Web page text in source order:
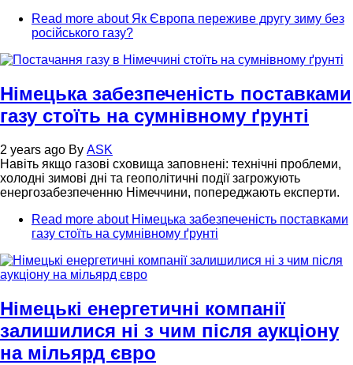
Read more about Як Європа переживе другу зиму без
російського газу?
Німецька забезпеченість поставками
газу стоїть на сумнівному ґрунті
2 years ago By ASK
Навіть якщо газові сховища заповнені: технічні проблеми,
холодні зимові дні та геополітичні події загрожують
енергозабезпеченню Німеччини, попереджають експерти.
Read more about Німецька забезпеченість поставками
газу стоїть на сумнівному ґрунті
Німецькі енергетичні компанії
залишилися ні з чим після аукціону
на мільярд євро